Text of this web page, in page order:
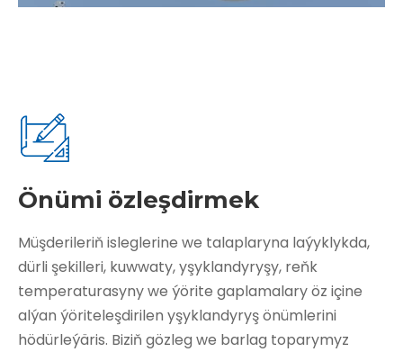
Önümi özleşdirmek
Müşderileriň isleglerine we talaplaryna laýyklykda,
dürli şekilleri, kuwwaty, yşyklandyryşy, reňk
temperaturasyny we ýörite gaplamalary öz içine
alýan ýöriteleşdirilen yşyklandyryş önümlerini
hödürleýäris. Biziň gözleg we barlag toparymyz